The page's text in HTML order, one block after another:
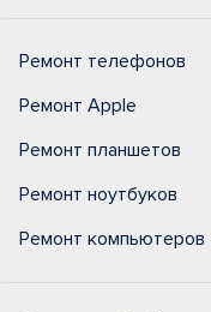
Ремонт телефонов
Ремонт Apple
Ремонт планшетов
Ремонт ноутбуков
Ремонт компьютеров